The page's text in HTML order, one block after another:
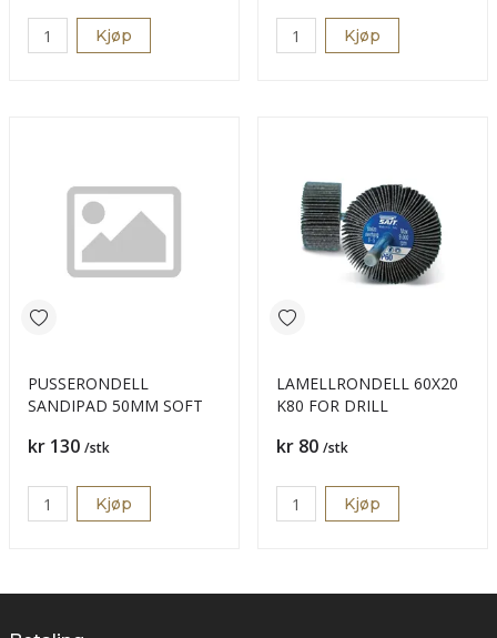
Kjøp Kjøp
PUSSERONDELL
SANDIPAD 50MM SOFT
Pris
kr 130 /stk
Kjøp
LAMELLRONDELL 60X20
K80 FOR DRILL
Pris
kr 80 /stk
Kjøp